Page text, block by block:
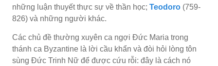
những luận thuyết thực sự về thần học; Teodoro (759-
826) và những người khác.
Các chủ đề thường xuyên ca ngợi Đức Maria trong
thánh ca Byzantine là lời cầu khẩn và đòi hỏi lòng tôn
sùng Đức Trinh Nữ để được cứu rỗi: đây là cách nó